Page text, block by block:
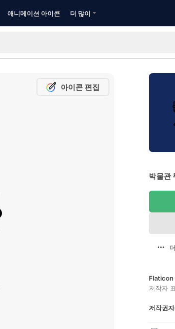
애니메이션 아이콘 더 많이
아이콘 편집
박물관
Flaticon
저작자
저작권